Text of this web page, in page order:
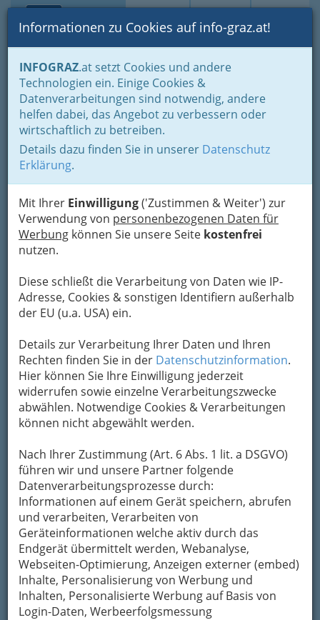
Suche Login Toggle
Informationen zu Cookies auf info-graz.at!
INFOGRAZ.at setzt Cookies und andere
Technologien ein. Einige Cookies &
Datenverarbeitungen sind notwendig, andere
helfen dabei, das Angebot zu verbessern oder
wirtschaftlich zu betreiben.
Details dazu finden Sie in unserer Datenschutz
Erklärung.
Mit Ihrer Einwilligung('Zustimmen & Weiter') zur
Verwendung von personenbezogenen Daten für
Werbung können Sie unsere Seite kostenfrei
nutzen.
Diese schließt die Verarbeitung von Daten wie IP-
Adresse, Cookies & sonstigen Identifiern außerhalb
der EU (u.a. USA) ein.
Details zur Verarbeitung Ihrer Daten und Ihren
Rechten finden Sie in der Datenschutzinformation.
Hier können Sie Ihre Einwilligung jederzeit
widerrufen sowie einzelne Verarbeitungszwecke
abwählen. Notwendige Cookies & Verarbeitungen
können nicht abgewählt werden.
Nach Ihrer Zustimmung (Art. 6 Abs. 1 lit. a DSGVO)
führen wir und unsere Partner folgende
Datenverarbeitungsprozesse durch:
Informationen auf einem Gerät speichern, abrufen
und verarbeiten, Verarbeiten von
Geräteinformationen welche aktiv durch das
Endgerät übermittelt werden, Webanalyse,
Webseiten-Optimierung, Anzeigen externer (embed)
Inhalte, Personalisierung von Werbung und
Inhalten, Personalisierte Werbung auf Basis von
Login-Daten, Werbeerfolgsmessung
Home
Lifestyle
Studieren, Studium: „Student sein in Graz“ - oder Studentin
Zu den 3 Goldenen Kugeln
Center West - Kraemer-
Stangl Gesellschaft m.b.H.
Weblinger Gürtel 25 Center West, 8054 Graz
+43 316 329 900
Karte anzeigen
Um die Info-Graz Firmen vor Spam-Mails zu
bewahren, verwenden wir an dieser Stelle zur
Übermittlung Ihrer Nachricht ein sicheres
Formular. Ihre Nachricht wird nach dem
Absenden umgehend per Mail an das
Unternehmen Zu den 3 Goldenen Kugeln Center
West - Kraemer-Stangl Gesellschaft m.b.H.
weitergeleitet.
Mein Name
Meine Email Adresse
Mein Betreff